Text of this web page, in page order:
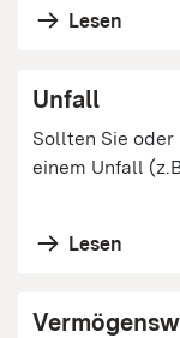
Lesen
Unfall
Sollten Sie
einem Unfall
Lesen